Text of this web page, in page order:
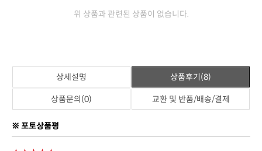
위 상품과 관련된 상품이 없습니다.
상세설명 상품후기(8)
상품문의(0) 교환 및 반품/배송/결제
※ 포토상품평